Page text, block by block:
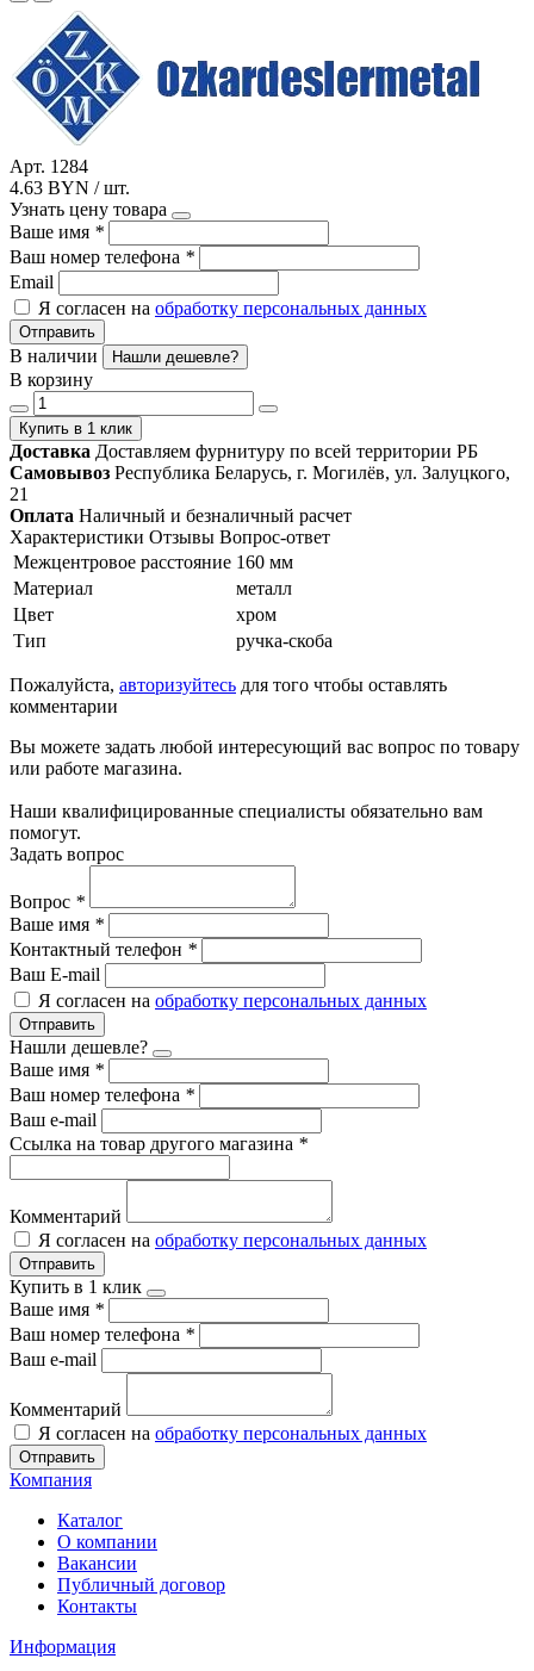
Арт. 1284
4.63 BYN / шт.
Узнать цену товара
Ваше имя *
Ваш номер телефона *
Email
Я согласен на обработку персональных данных
Отправить
В наличии Нашли дешевле?
В корзину
Купить в 1 клик
Доставка Доставляем фурнитуру по всей территории РБ
Самовывоз Республика Беларусь, г. Могилёв, ул. Залуцкого,
21
Оплата Наличный и безналичный расчет
Характеристики Отзывы Вопрос-ответ
Межцентровое расстояние 160 мм
Материал
металл
Цвет
хром
Тип
ручка-скоба
Пожалуйста, авторизуйтесь для того чтобы оставлять
комментарии
Вы можете задать любой интересующий вас вопрос по товару
или работе магазина.
Наши квалифицированные специалисты обязательно вам
помогут.
Задать вопрос
Вопрос *
Ваше имя *
Контактный телефон *
Ваш E-mail
Я согласен на обработку персональных данных
Отправить
Нашли дешевле?
Ваше имя *
Ваш номер телефона *
Ваш e-mail
Ссылка на товар другого магазина *
Комментарий
Я согласен на обработку персональных данных
Отправить
Купить в 1 клик
Ваше имя *
Ваш номер телефона *
Ваш e-mail
Комментарий
Я согласен на обработку персональных данных
Отправить
Компания
Каталог
О компании
Вакансии
Публичный договор
Контакты
Информация